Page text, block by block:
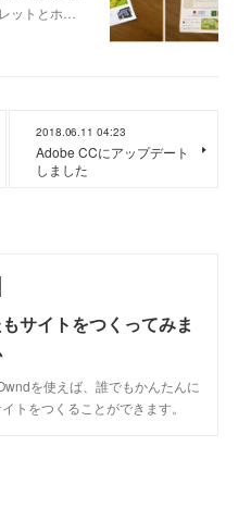
ットとホ…
2018.06.11 04:23
Adobe CCにアップデート
しました
サイトをつくってみま
を使えば、誰でもかんたんに
トをつくることができます。